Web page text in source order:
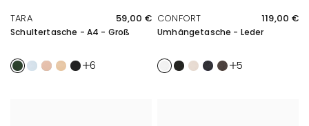
TARA 59,00 €
Schultertasche - A4 - Groß
Sapin
Bleu cielNudeSable
Noir
6
CONFORT 119,00 €
Umhängetasche - Leder
Blanc
NoirIvoire
Marine
Taupe
5